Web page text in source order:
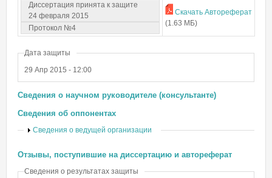
Диссертация принята к защите
24 февраля 2015
Протокол №4
Скачать Автореферат
(1.63 МБ)
Дата защиты
29 Апр 2015 - 12:00
Сведения о научном руководителе (консультанте)
Сведения об оппонентах
Показать
Сведения о ведущей организации
Отзывы, поступившие на диссертацию и автореферат
Сведения о результатах защиты